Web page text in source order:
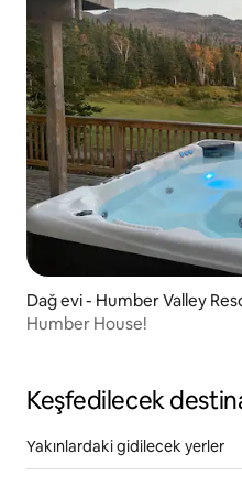
Dağ evi - Humber Valley
Humber House!
Keşfedilecek
Yakınlardaki gidilecek yerler